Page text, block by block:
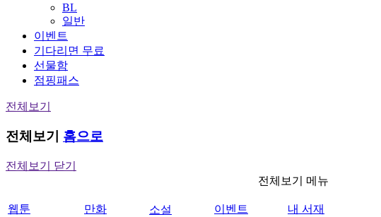
BL
일반
이벤트
기다리면 무료
선물함
점핑패스
전체보기
전체보기 홈으로
전체보기 닫기
전체보기 메뉴
웹툰
만화
소설
이벤트
내 서재